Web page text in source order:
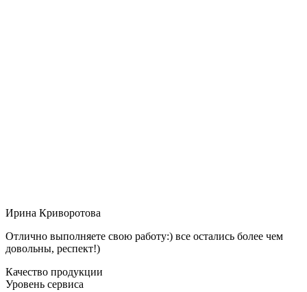
Ирина Криворотова
Отлично выполняете свою работу:) все остались более чем
довольны, респект!)
Качество продукции
Уровень сервиса